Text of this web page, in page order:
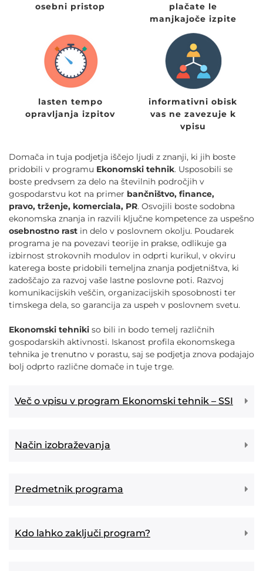
osebni pristop
plačate le
manjkajoče izpite
lasten tempo
opravljanja izpitov
informativni obisk
vas ne zavezuje k
vpisu
Domača in tuja podjetja iščejo ljudi z znanji, ki jih boste
pridobili v programu Ekonomski tehnik. Usposobili se
boste predvsem za delo na številnih področjih v
gospodarstvu kot na primer bančništvo, finance,
pravo, trženje, komerciala, PR. Osvojili boste sodobna
ekonomska znanja in razvili ključne kompetence za uspešno
osebnostno rast in delo v poslovnem okolju. Poudarek
programa je na povezavi teorije in prakse, odlikuje ga
izbirnost strokovnih modulov in odprti kurikul, v okviru
katerega boste pridobili temeljna znanja podjetništva, ki
zadoščajo za razvoj vaše lastne poslovne poti. Razvoj
komunikacijskih veščin, organizacijskih sposobnosti ter
timskega dela, so garancija za uspeh v poslovnem svetu.
Ekonomski tehniki so bili in bodo temelj različnih
gospodarskih aktivnosti. Iskanost profila ekonomskega
tehnika je trenutno v porastu, saj se podjetja znova podajajo
bolj odprto različne domače in tuje trge.
Več o vpisu v program Ekonomski tehnik – SSI
Način izobraževanja
Predmetnik programa
Kdo lahko zaključi program?